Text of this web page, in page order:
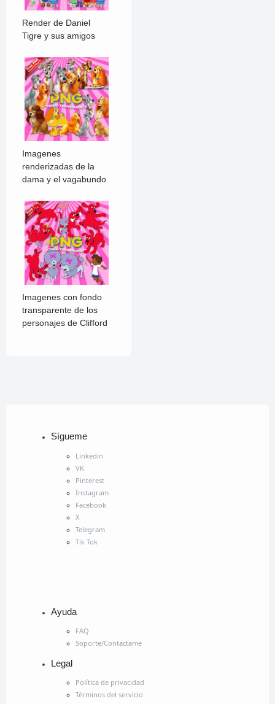
Render de Daniel
Tigre y sus amigos
Imagenes
renderizadas de la
dama y el vagabundo
Imagenes con fondo
transparente de los
personajes de Clifford
Sígueme
Linkedin
VK
Pinterest
Instagram
Facebook
X
Telegram
Tik Tok
Ayuda
FAQ
Soporte/Contactame
Legal
Política de privacidad
Términos del servicio